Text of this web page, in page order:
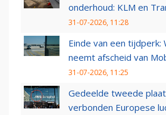
onderhoud: KLM en
31-07-2026, 11:28
Einde van een tijdperk:
neemt afscheid van
31-07-2026, 11:25
Gedeelde tweede
verbonden Europese